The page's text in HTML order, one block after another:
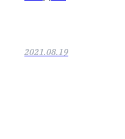
2021.08.19